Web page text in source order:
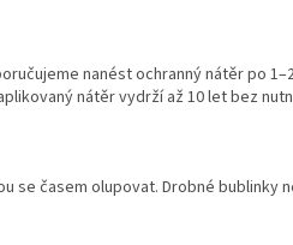
nanést ochranný nátěr po
nátěr vydrží až 10 let bez
se časem olupovat. Drobné bublinky